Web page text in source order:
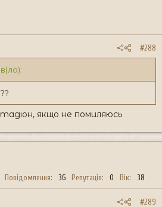
#288
якщо не помиляюсь
Повідомлення 36 Репутація 0 Вік 38
#289